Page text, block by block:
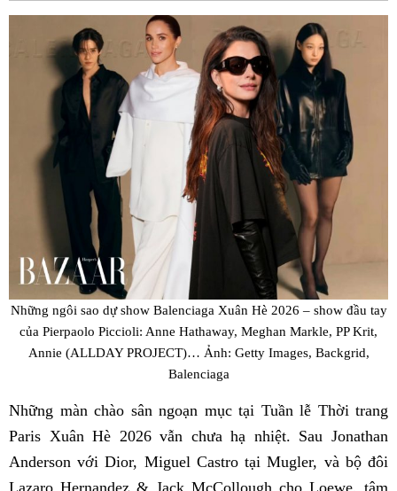
Những ngôi sao dự show Balenciaga Xuân Hè 2026 – show đầu tay
của Pierpaolo Piccioli: Anne Hathaway, Meghan Markle, PP Krit,
Annie (ALLDAY PROJECT)… Ảnh: Getty Images, Backgrid,
Balenciaga
Những màn chào sân ngoạn mục tại Tuần lễ Thời trang
Paris Xuân Hè 2026 vẫn chưa hạ nhiệt. Sau Jonathan
Anderson với Dior, Miguel Castro tại Mugler, và bộ đôi